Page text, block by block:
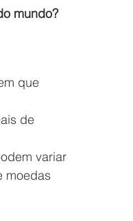
mundo?
de
variar
moedas